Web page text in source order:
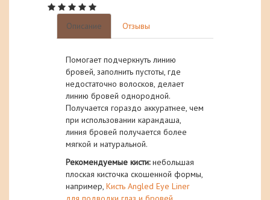
Описание Отзывы
Помогает подчеркнуть линию
бровей, заполнить пустоты, где
недостаточно волосков, делает
линию бровей однородной.
Получается гораздо аккуратнее, чем
при использовании карандаша,
линия бровей получается более
мягкой и натуральной.
Рекомендуемые кисти:небольшая
плоская кисточка скошенной формы,
например, Кисть Angled Eye Liner